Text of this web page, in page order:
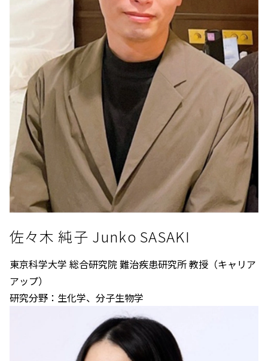
佐々木 純子 Junko SASAKI
東京科学大学 総合研究院 難治疾患研究所 教授（キャリア
アップ）
研究分野：生化学、分子生物学